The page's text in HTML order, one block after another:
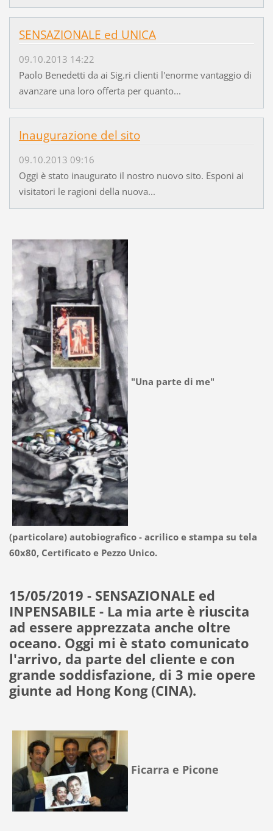
SENSAZIONALE ed UNICA
09.10.2013 14:22
Paolo Benedetti da ai Sig.ri clienti l'enorme vantaggio di
avanzare una loro offerta per quanto...
Inaugurazione del sito
09.10.2013 09:16
Oggi è stato inaugurato il nostro nuovo sito. Esponi ai
visitatori le ragioni della nuova...
"Una parte di me"
(particolare) autobiografico - acrilico e stampa su tela
60x80, Certificato e Pezzo Unico.
15/05/2019 - SENSAZIONALE ed
INPENSABILE - La mia arte è riuscita
ad essere apprezzata anche oltre
oceano. Oggi mi è stato comunicato
l'arrivo, da parte del cliente e con
grande soddisfazione, di 3 mie opere
giunte ad Hong Kong (CINA).
Ficarra e Picone